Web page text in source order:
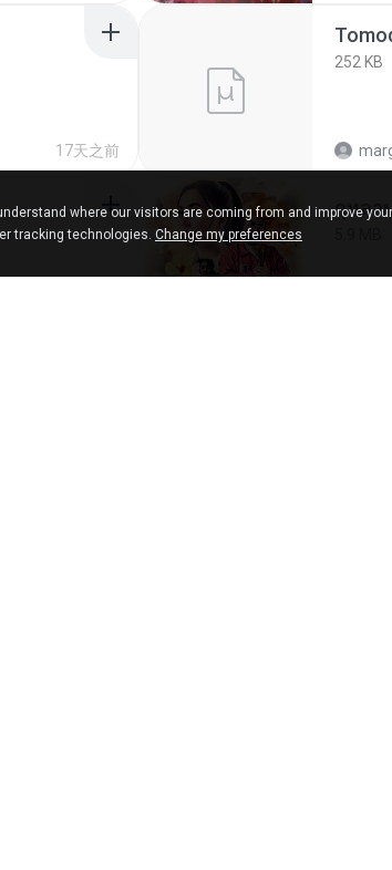
17天之前
252 KB
กุหลา
where our visitors are coming from and improve
tracking technologies. Change my preferences